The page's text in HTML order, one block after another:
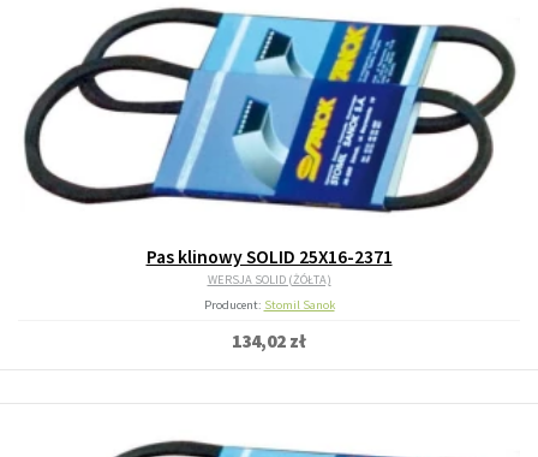
Pas klinowy SOLID 25X16-2371
WERSJA SOLID (ŻÓŁTA)
Producent: Stomil Sanok
134,02 zł